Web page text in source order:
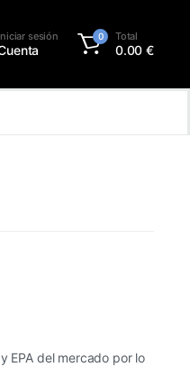
sesión 0 Total
0.00€
EPA del mercado por lo